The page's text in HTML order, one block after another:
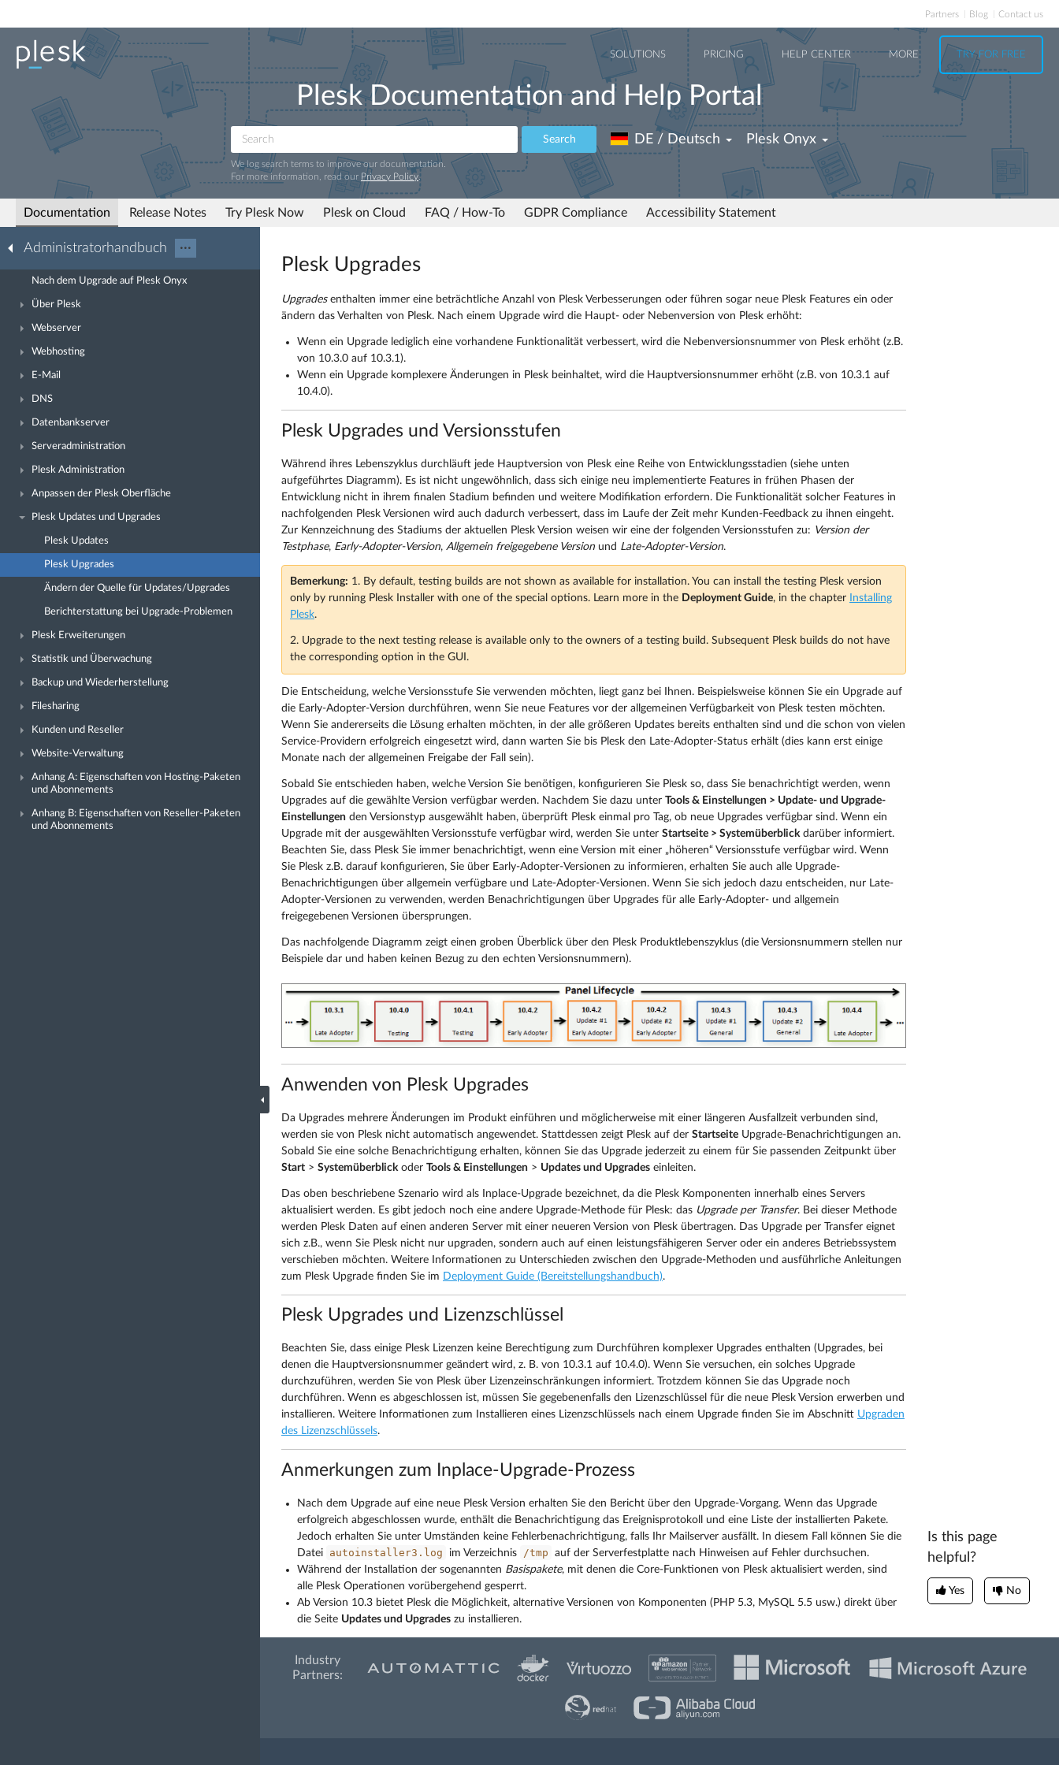
Partners Blog Contact us
SOLUTIONS PRICING HELP CENTER MORE TRY FOR FREE
Plesk Documentation and Help Portal
Search
We log search terms to improve our documentation.
For more information, read our Privacy Policy.
DE / Deutsch Plesk Onyx
Documentation Release Notes Try Plesk Now Plesk on Cloud FAQ / How-To GDPR Compliance Accessibility Statement
Administratorhandbuch ···
Nach dem Upgrade auf Plesk Onyx
Über Plesk
Webserver
Webhosting
E-Mail
DNS
Datenbankserver
Serveradministration
Plesk Administration
Anpassen der Plesk Oberfläche
Plesk Updates und Upgrades
Plesk Updates
Plesk Upgrades
Ändern der Quelle für Updates/Upgrades
Berichterstattung bei Upgrade-Problemen
Plesk Erweiterungen
Statistik und Überwachung
Backup und Wiederherstellung
Filesharing
Kunden und Reseller
Website-Verwaltung
Anhang A: Eigenschaften von Hosting-Paketen
und Abonnements
Anhang B: Eigenschaften von Reseller-Paketen
und Abonnements
Plesk Upgrades
Upgradesenthalten immer eine beträchtliche Anzahl von Plesk Verbesserungen oder führen sogar neue Plesk Features ein oder
ändern das Verhalten von Plesk. Nach einem Upgrade wird die Haupt- oder Nebenversion von Plesk erhöht:
Wenn ein Upgrade lediglich eine vorhandene Funktionalität verbessert, wird die Nebenversionsnummer von Plesk erhöht (z.B.
von 10.3.0 auf 10.3.1).
Wenn ein Upgrade komplexere Änderungen in Plesk beinhaltet, wird die Hauptversionsnummer erhöht (z.B. von 10.3.1 auf
10.4.0).
Plesk Upgrades und Versionsstufen
Während ihres Lebenszyklus durchläuft jede Hauptversion von Plesk eine Reihe von Entwicklungsstadien (siehe unten
aufgeführtes Diagramm). Es ist nicht ungewöhnlich, dass sich einige neu implementierte Features in frühen Phasen der
Entwicklung nicht in ihrem finalen Stadium befinden und weitere Modifikation erfordern. Die Funktionalität solcher Features in
nachfolgenden Plesk Versionen wird auch dadurch verbessert, dass im Laufe der Zeit mehr Kunden-Feedback zu ihnen eingeht.
Zur Kennzeichnung des Stadiums der aktuellen Plesk Version weisen wir eine der folgenden Versionsstufen zu: Version der
Testphase, Early-Adopter-Version, Allgemein freigegebene Version und Late-Adopter-Version.
Bemerkung: 1. By default, testing builds are not shown as available for installation. You can install the testing Plesk version
only by running Plesk Installer with one of the special options. Learn more in the Deployment Guide, in the chapter
Installing
Plesk.
2. Upgrade to the next testing release is available only to the owners of a testing build. Subsequent Plesk builds do not have
the corresponding option in the GUI.
Die Entscheidung, welche Versionsstufe Sie verwenden möchten, liegt ganz bei Ihnen. Beispielsweise können Sie ein Upgrade auf
die Early-Adopter-Version durchführen, wenn Sie neue Features vor der allgemeinen Verfügbarkeit von Plesk testen möchten.
Wenn Sie andererseits die Lösung erhalten möchten, in der alle größeren Updates bereits enthalten sind und die schon von vielen
Service-Providern erfolgreich eingesetzt wird, dann warten Sie bis Plesk den Late-Adopter-Status erhält (dies kann erst einige
Monate nach der allgemeinen Freigabe der Fall sein).
Sobald Sie entschieden haben, welche Version Sie benötigen, konfigurieren Sie Plesk so, dass Sie benachrichtigt werden, wenn
Upgrades auf die gewählte Version verfügbar werden. Nachdem Sie dazu unter Tools & Einstellungen > Update- und Upgrade-
Einstellungen den Versionstyp ausgewählt haben, überprüft Plesk einmal pro Tag, ob neue Upgrades verfügbar sind. Wenn ein
Upgrade mit der ausgewählten Versionsstufe verfügbar wird, werden Sie unter Startseite > Systemüberblick darüber informiert.
Beachten Sie, dass Plesk Sie immer benachrichtigt, wenn eine Version mit einer „höheren“ Versionsstufe verfügbar wird. Wenn
Sie Plesk z.B. darauf konfigurieren, Sie über Early-Adopter-Versionen zu informieren, erhalten Sie auch alle Upgrade-
Benachrichtigungen über allgemein verfügbare und Late-Adopter-Versionen. Wenn Sie sich jedoch dazu entscheiden, nur Late-
Adopter-Versionen zu verwenden, werden Benachrichtigungen über Upgrades für alle Early-Adopter- und allgemein
freigegebenen Versionen übersprungen.
Das nachfolgende Diagramm zeigt einen groben Überblick über den Plesk Produktlebenszyklus (die Versionsnummern stellen nur
Beispiele dar und haben keinen Bezug zu den echten Versionsnummern).
Anwenden von Plesk Upgrades
Da Upgrades mehrere Änderungen im Produkt einführen und möglicherweise mit einer längeren Ausfallzeit verbunden sind,
werden sie von Plesk nicht automatisch angewendet. Stattdessen zeigt Plesk auf der Startseite Upgrade-Benachrichtigungen an.
Sobald Sie eine solche Benachrichtigung erhalten, können Sie das Upgrade jederzeit zu einem für Sie passenden Zeitpunkt über
Start > Systemüberblickoder Tools & Einstellungen > Updates und Upgrades einleiten.
Das oben beschriebene Szenario wird als Inplace-Upgrade bezeichnet, da die Plesk Komponenten innerhalb eines Servers
aktualisiert werden. Es gibt jedoch noch eine andere Upgrade-Methode für Plesk: das Upgrade per Transfer. Bei dieser Methode
werden Plesk Daten auf einen anderen Server mit einer neueren Version von Plesk übertragen. Das Upgrade per Transfer eignet
sich z.B., wenn Sie Plesk nicht nur upgraden, sondern auch auf einen leistungsfähigeren Server oder ein anderes Betriebssystem
verschieben möchten. Weitere Informationen zu Unterschieden zwischen den Upgrade-Methoden und ausführliche Anleitungen
zum Plesk Upgrade finden Sie im Deployment Guide (Bereitstellungshandbuch).
Plesk Upgrades und Lizenzschlüssel
Beachten Sie, dass einige Plesk Lizenzen keine Berechtigung zum Durchführen komplexer Upgrades enthalten (Upgrades, bei
denen die Hauptversionsnummer geändert wird, z. B. von 10.3.1 auf 10.4.0). Wenn Sie versuchen, ein solches Upgrade
durchzuführen, werden Sie von Plesk über Lizenzeinschränkungen informiert. Trotzdem können Sie das Upgrade noch
durchführen. Wenn es abgeschlossen ist, müssen Sie gegebenenfalls den Lizenzschlüssel für die neue Plesk Version erwerben und
installieren. Weitere Informationen zum Installieren eines Lizenzschlüssels nach einem Upgrade finden Sie im Abschnitt Upgraden
des Lizenzschlüssels.
Anmerkungen zum Inplace-Upgrade-Prozess
Nach dem Upgrade auf eine neue Plesk Version erhalten Sie den Bericht über den Upgrade-Vorgang. Wenn das Upgrade
erfolgreich abgeschlossen wurde, enthält die Benachrichtigung das Ereignisprotokoll und eine Liste der installierten Pakete.
Jedoch erhalten Sie unter Umständen keine Fehlerbenachrichtigung, falls Ihr Mailserver ausfällt. In diesem Fall können Sie die
Datei
autoinstaller3.log im Verzeichnis /tmp
auf der Serverfestplatte nach Hinweisen auf Fehler durchsuchen.
Während der Installation der sogenannten Basispakete, mit denen die Core-Funktionen von Plesk aktualisiert werden, sind
alle Plesk Operationen vorübergehend gesperrt.
Ab Version 10.3 bietet Plesk die Möglichkeit, alternative Versionen von Komponenten (PHP 5.3, MySQL 5.5 usw.) direkt über
die Seite Updates und Upgrades zu installieren.
Is this page
helpful?
Yes No
Industry
Partners: